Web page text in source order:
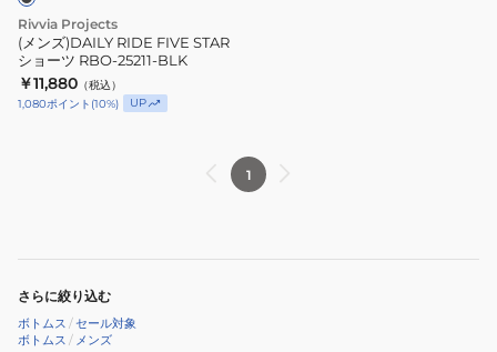
ツ
RBO-
25211-
BLK
Rivvia Projects
(メンズ)DAILY RIDE FIVE STAR
ショーツ RBO-25211-BLK
￥11,880 （税込）
1,080ポイント (10%) UP
1
さらに絞り込む
ボトムス /セール対象
ボトムス / メンズ